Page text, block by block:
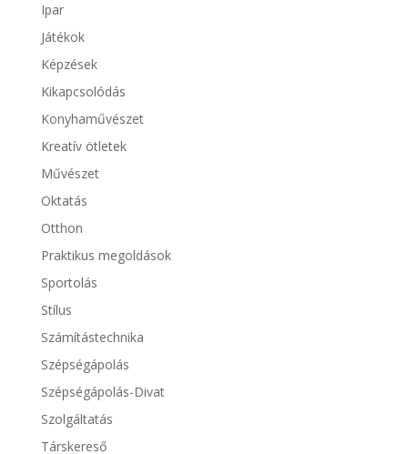
Ipar
Játékok
Képzések
Kikapcsolódás
Konyhaművészet
Kreatív ötletek
Művészet
Oktatás
Otthon
Praktikus megoldások
Sportolás
Stílus
Számítástechnika
Szépségápolás
Szépségápolás-Divat
Szolgáltatás
Társkereső